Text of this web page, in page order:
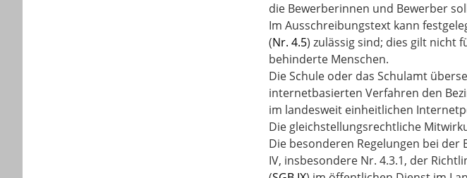
die Bewerberinnen und Bewerber
Im Ausschreibungstext kann
(Nr. 4.5) zulässig sind; dies gilt nicht
behinderte Menschen.
Die Schule oder das Schulamt
internetbasierten Verfahren den
im landesweit einheitlichen
Die gleichstellungsrechtliche
Die besonderen Regelungen bei der
IV, insbesondere Nr. 4.3.1, der